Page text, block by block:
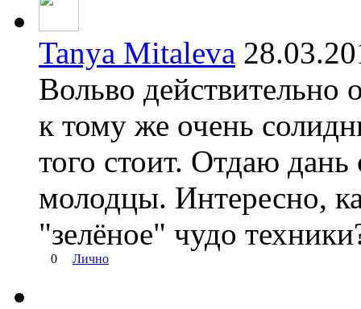
Tanya Mitaleva
Вольво действительно
к тому же очень
того стоит. Отдаю
молодцы. Интересно,
"зелёное" чудо
0 Лично